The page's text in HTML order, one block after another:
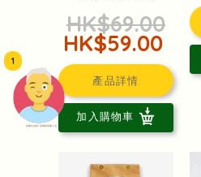
頭像生成器: 快樂家庭網上店
1
HK$69.00
HK$59.00
產品詳情
加入購物車